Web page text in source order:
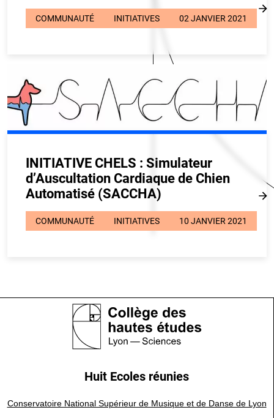
COMMUNAUTÉ INITIATIVES 02 JANVIER 2021
INITIATIVE CHELS : Simulateur
d’Auscultation Cardiaque de Chien
Automatisé (SACCHA)
COMMUNAUTÉ INITIATIVES 10 JANVIER 2021
Huit Ecoles réunies
Conservatoire National Supérieur de Musique et de Danse de Lyon